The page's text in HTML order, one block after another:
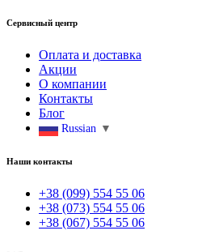
Сервисный центр
Оплата и доставка
Акции
О компании
Контакты
Блог
Russian ▼
Наши контакты
+38 (099) 554 55 06
+38 (073) 554 55 06
+38 (067) 554 55 06